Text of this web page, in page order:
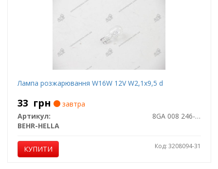
Лампа розжарювання W16W 12V W2,1x9,5 d
33 грн
завтра
Артикул:
8GA 008 246-001
BEHR-HELLA
КУПИТИ Код: 3208094-31